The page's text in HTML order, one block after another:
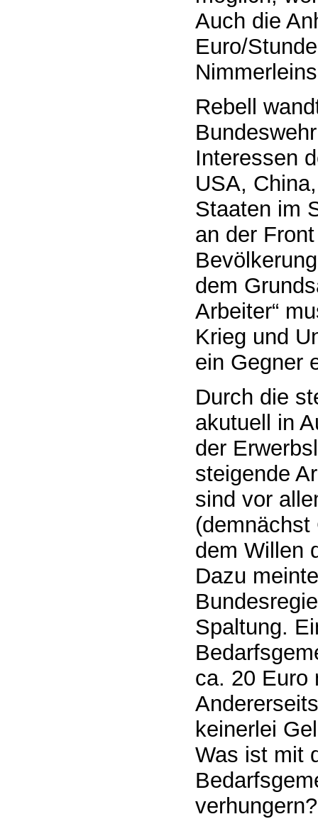
Auch die
Euro/
Rebell
Interessen
USA,
Staaten im
an der
dem
Arbeiter“
Krieg und
ein Gegner
Durch die
akutuell in
der
steigende
sind vor
dem Willen
Dazu
Spaltung.
ca. 20 Euro
keinerlei
Was ist mit